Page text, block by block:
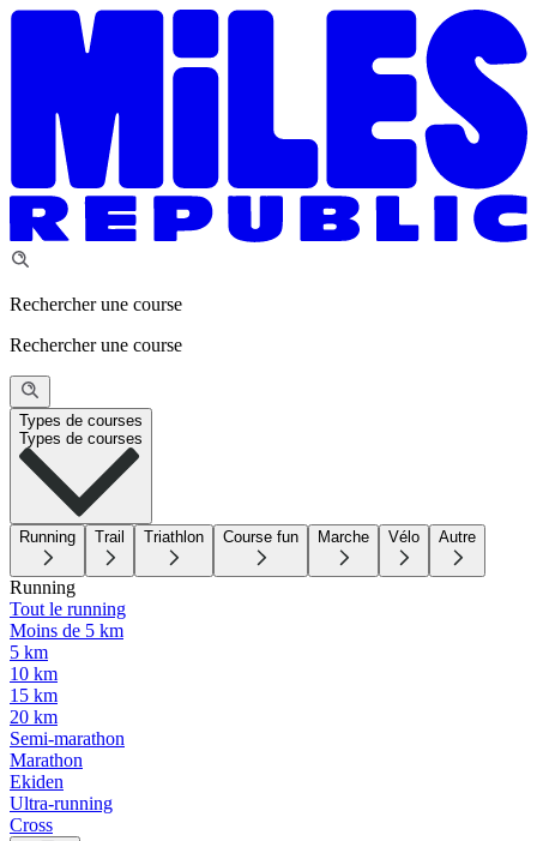
Rechercher une course
Rechercher une course
Types de courses
Types de courses
Running Trail Triathlon Course fun Marche Vélo Autre
Running
Tout le running
Moins de 5 km
5 km
10 km
15 km
20 km
Semi-marathon
Marathon
Ekiden
Ultra-running
Cross